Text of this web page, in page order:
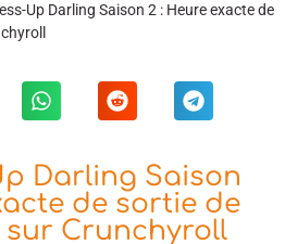
Up Darling Saison 2 : Heure exacte de
Darling Saison
de sortie de
sur Crunchyroll